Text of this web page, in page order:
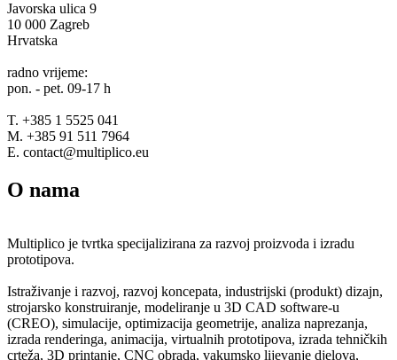
Javorska ulica 9
10 000 Zagreb
Hrvatska
radno vrijeme:
pon. - pet. 09-17 h
T. +385 1 5525 041
M. +385 91 511 7964
E. contact@multiplico.eu
O nama
Multiplico je tvrtka specijalizirana za razvoj proizvoda i izradu
prototipova.
Istraživanje i razvoj, razvoj koncepata, industrijski (produkt) dizajn,
strojarsko konstruiranje, modeliranje u 3D CAD software-u
(CREO), simulacije, optimizacija geometrije, analiza naprezanja,
izrada renderinga, animacija, virtualnih prototipova, izrada tehničkih
crteža, 3D printanje, CNC obrada, vakumsko lijevanje djelova,